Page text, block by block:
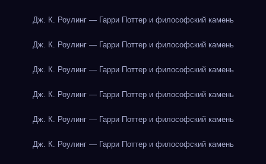
Дж. К. Роулинг — Гарри Поттер и философский камень
Дж. К. Роулинг — Гарри Поттер и философский камень
Дж. К. Роулинг — Гарри Поттер и философский камень
Дж. К. Роулинг — Гарри Поттер и философский камень
Дж. К. Роулинг — Гарри Поттер и философский камень
Дж. К. Роулинг — Гарри Поттер и философский камень